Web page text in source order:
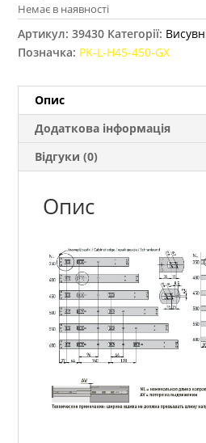
Немає в наявності
Артикул:39430 Категорії:
Позначка: PK-L-H45-450-GX
Опис
Додаткова інформація
Відгуки (0)
Опис